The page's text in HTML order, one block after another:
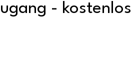
- kostenlos